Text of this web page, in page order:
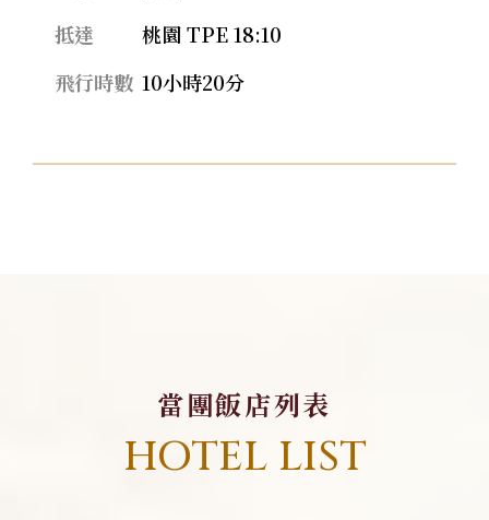
抵達
桃園 TPE 18:10
飛行時數 10小時20分
當團飯店列表
HOTEL LIST